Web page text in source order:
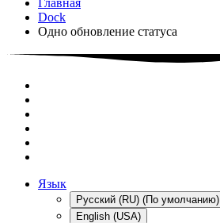
Dock
Одно обновление статуса
Язык
Русский (RU) (По умолчанию)
English (USA)